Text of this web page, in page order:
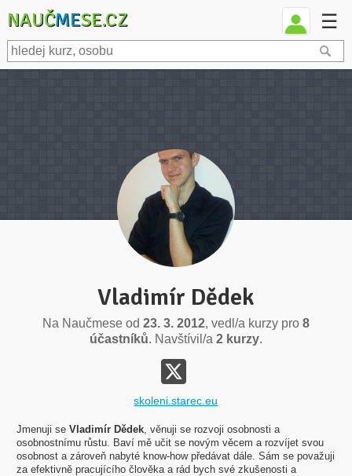
NAUČMESE.CZ ☰
Vladimír Dědek
Na Naučmese od 23. 3. 2012, vedl/a kurzy pro 8
účastníků. Navštívil/a 2 kurzy.
skoleni.starec.eu
Jmenuji se Vladimír Dědek, věnuji se rozvoji osobnosti a
osobnostnímu růstu. Baví mě učit se novým věcem a rozvíjet svou
osobnost a zároveň nabyté know-how předávat dále. Sám se považuji
za efektivně pracujícího člověka a rád bych své zkušenosti a